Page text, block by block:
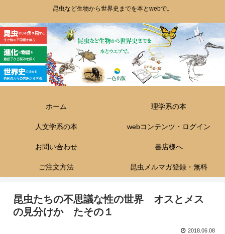
昆虫など生物から世界史までを本とwebで。
ホーム 理学系の本
人文学系の本 webコンテンツ・ログイン
お問い合わせ 書店様へ
ご注文方法 昆虫メルマガ登録・無料
昆虫たちの不思議な性の世界 オスとメス
の見分けか たその１
2018.06.08